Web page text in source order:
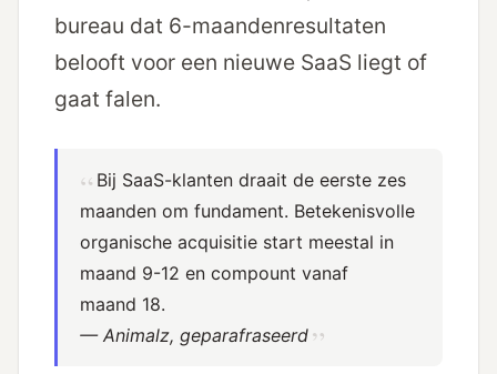
bureau dat 6-maanden­resultaten
belooft voor een nieuwe SaaS liegt of
gaat falen.
Bij SaaS-klanten draait de eerste zes
maanden om fundament. Betekenisvolle
organische acquisitie start meestal in
maand 9-12 en compount vanaf
maand 18.
— Animalz, geparafraseerd